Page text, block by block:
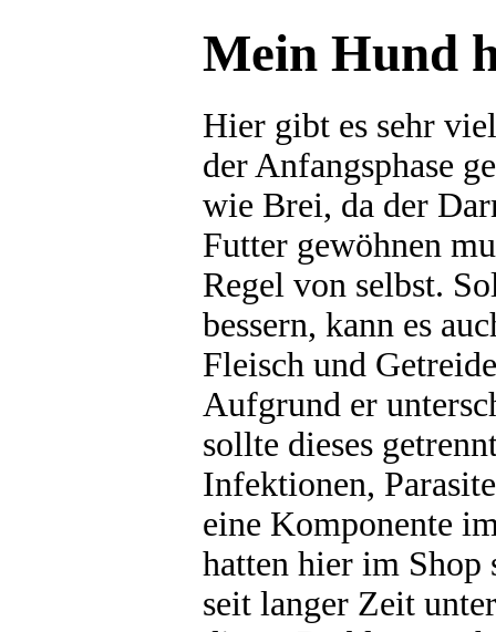
Mein Hund
Hier gibt es sehr
der Anfangsphase
wie Brei, da der
Futter gewöhnen
Regel von selbst.
bessern, kann es
Fleisch und
Aufgrund er
sollte dieses
Infektionen,
eine Komponente
hatten hier im Shop
seit langer Zeit